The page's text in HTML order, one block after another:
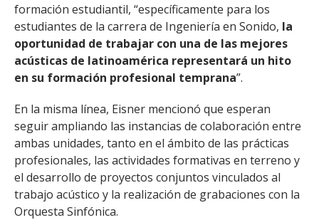
formación estudiantil, “específicamente para los
estudiantes de la carrera de Ingeniería en Sonido, la
oportunidad de trabajar con una de las mejores
acústicas de latinoamérica representará un hito
en su formación profesional temprana”.
En la misma línea, Eisner mencionó que esperan
seguir ampliando las instancias de colaboración entre
ambas unidades, tanto en el ámbito de las prácticas
profesionales, las actividades formativas en terreno y
el desarrollo de proyectos conjuntos vinculados al
trabajo acústico y la realización de grabaciones con la
Orquesta Sinfónica.